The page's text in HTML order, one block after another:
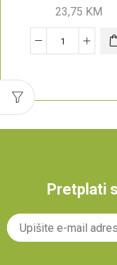
23,75 KM
Pretplati